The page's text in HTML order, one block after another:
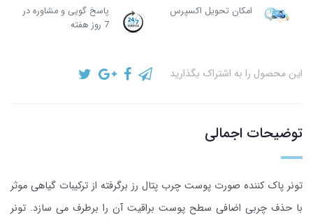
امکان تحویل اکسپرس
پاسخ گویی و مشاوره در
7 روز هفته
این محصول را به اشتراک بگذارید
توضیحات اجمالی
تونر پاک کننده صورت پوست چرب پتال رز برگرفته از ترکیبات گیاهی موثر
با حذف چربی اضافی سطح پوست براقیت آن را برطرف می سازد. تونر